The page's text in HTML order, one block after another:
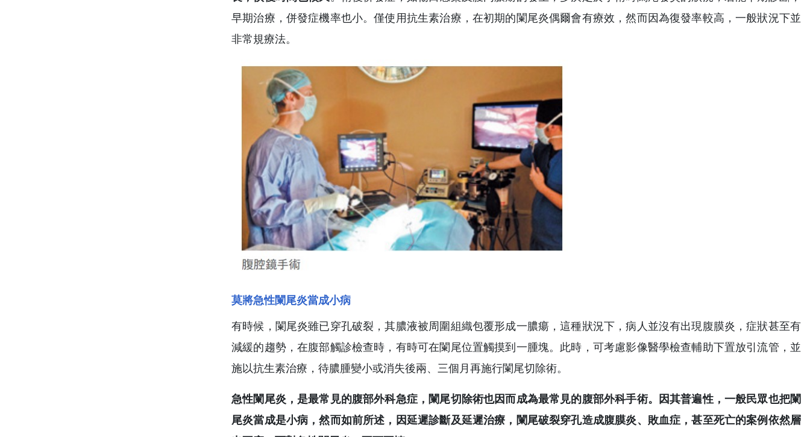
早期治療，併發症機率也小。僅使用抗生素治療，在初期的闌尾炎偶爾會有療效，然而因為復發率較高，一般狀況下並
非常規療法。
莫將急性闌尾炎當成小病
有時候，闌尾炎雖已穿孔破裂，其膿液被周圍組織包覆形成一膿瘍，這種狀況下，病人並沒有出現腹膜炎，症狀甚至有
減緩的趨勢，在腹部觸診檢查時，有時可在闌尾位置觸摸到一腫塊。此時，可考慮影像醫學檢查輔助下置放引流管，並
施以抗生素治療，待膿腫變小或消失後兩、三個月再施行闌尾切除術。
急性闌尾炎，是最常見的腹部外科急症，闌尾切除術也因而成為最常見的腹部外科手術。因其普遍性，一般民眾也把闌
尾炎當成是小病，然而如前所述，因延遲診斷及延遲治療，闌尾破裂穿孔造成腹膜炎、敗血症，甚至死亡的案例依然層